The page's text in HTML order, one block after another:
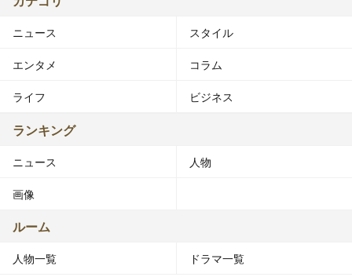
ニュース スタイル
エンタメ コラム
ライフ ビジネス
ランキング
ニュース 人物
画像
ルーム
人物一覧 ドラマ一覧